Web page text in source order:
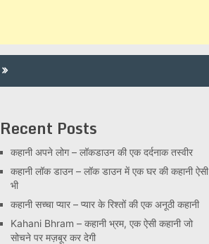
Recent Posts
कहानी अपने लोग – लॉकडाउन की एक दर्दनाक तस्वीर
कहानी लॉक डाउन – लॉक डाउन में एक घर की कहानी ऐसी
भी
कहानी सच्चा प्यार – प्यार के रिश्तों की एक अनूठी कहानी
Kahani Bhram – कहानी भ्रम, एक ऐसी कहानी जो
सोचने पर मज़बूर कर देगी